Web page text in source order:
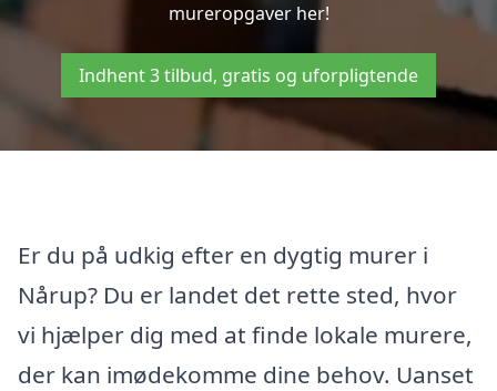
mureropgaver her!
Indhent 3 tilbud, gratis og uforpligtende
Er du på udkig efter en dygtig murer i
Nårup? Du er landet det rette sted, hvor
vi hjælper dig med at finde lokale murere,
der kan imødekomme dine behov. Uanset